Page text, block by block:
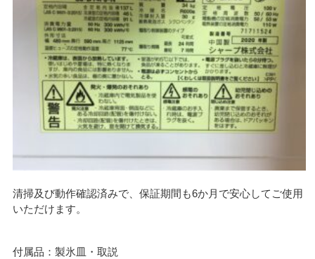
清掃及び動作確認済みで、保証期間も6か月で安心してご使用
いただけます。
付属品：製氷皿・取説